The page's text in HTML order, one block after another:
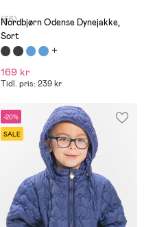
(66)
Nordbjørn Odense Dynejakke,
Sort
169 kr
Tidl. pris: 239 kr
-20%
SALE